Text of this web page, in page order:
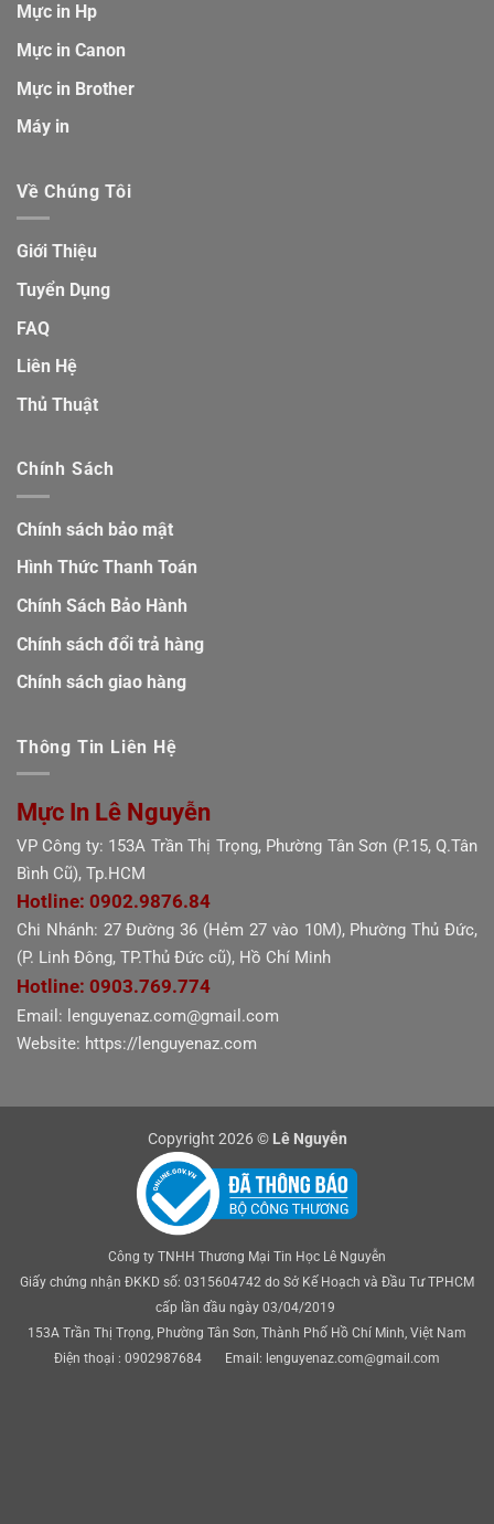
Mực in Hp
Mực in Canon
Mực in Brother
Máy in
Về Chúng Tôi
Giới Thiệu
Tuyển Dụng
FAQ
Liên Hệ
Thủ Thuật
Chính Sách
Chính sách bảo mật
Hình Thức Thanh Toán
Chính Sách Bảo Hành
Chính sách đổi trả hàng
Chính sách giao hàng
Thông Tin Liên Hệ
Mực In Lê Nguyễn
VP Công ty: 153A Trần Thị Trọng, Phường Tân Sơn (P.15, Q.Tân
Bình Cũ), Tp.HCM
Hotline: 0902.9876.84
Chi Nhánh: 27 Đường 36 (Hẻm 27 vào 10M), Phường Thủ Đức,
(P. Linh Đông, TP.Thủ Đức cũ), Hồ Chí Minh
Hotline: 0903.769.774
Email: lenguyenaz.com@gmail.com
Website: https://lenguyenaz.com
Copyright 2026 © Lê Nguyễn
Công ty TNHH Thương Mại Tin Học Lê Nguyễn
Giấy chứng nhận ĐKKD số: 0315604742 do Sở Kế Hoạch và Đầu Tư TPHCM
cấp lần đầu ngày 03/04/2019
153A Trần Thị Trọng, Phường Tân Sơn, Thành Phố Hồ Chí Minh, Việt Nam
Điện thoại : 0902987684 Email: lenguyenaz.com@gmail.com